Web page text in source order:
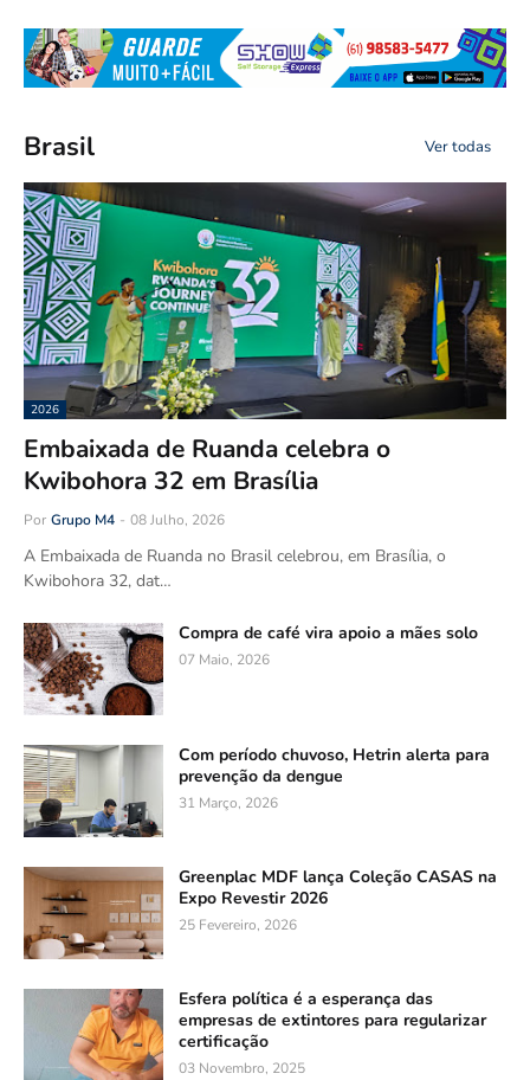
Brasil Ver todas
2026
Embaixada de Ruanda celebra o
Kwibohora 32 em Brasília
Por Grupo M4 - 08 Julho, 2026
A Embaixada de Ruanda no Brasil celebrou, em Brasília, o
Kwibohora 32, dat…
Compra de café vira apoio a mães solo
07 Maio, 2026
Com período chuvoso, Hetrin alerta para
prevenção da dengue
31 Março, 2026
Greenplac MDF lança Coleção CASAS na
Expo Revestir 2026
25 Fevereiro, 2026
Esfera política é a esperança das
empresas de extintores para regularizar
certificação
03 Novembro, 2025